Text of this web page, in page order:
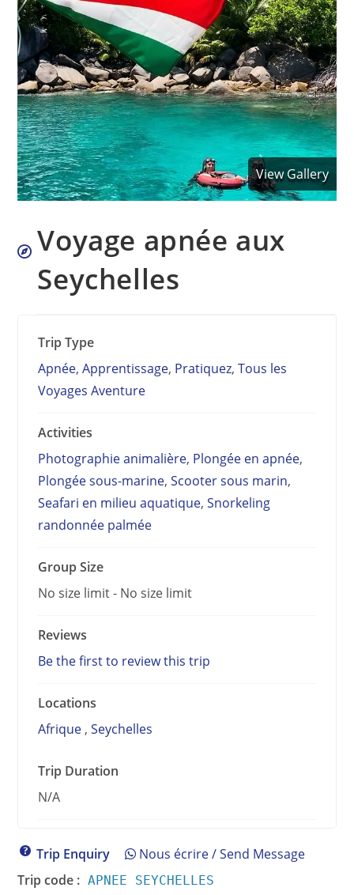
View Gallery
Voyage apnée aux
Seychelles
Trip Type
Apnée,Apprentissage, Pratiquez,Tous les
Voyages Aventure
Activities
Photographie animalière, Plongée en apnée,
Plongée sous-marine,Scooter sous marin,
Seafari en milieu aquatique,Snorkeling
randonnée palmée
Group Size
No size limit - No size limit
Reviews
Be the first to review this trip
Locations
Afrique ,Seychelles
Trip Duration
N/A
Trip Enquiry
Nous écrire / Send Message
Trip code : APNEE SEYCHELLES